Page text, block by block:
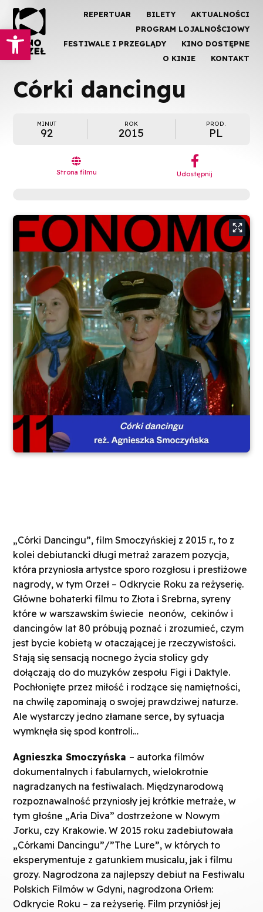
Otwórz pasek narzędzi
REPERTUAR BILETY
AKTUALNOŚCI
PROGRAM LOJALNOŚCIOWY
FESTIWALE I PRZEGLĄDY
KINO DOSTĘPNE
O KINIE
KONTAKT
Córki dancingu
MINUT
92
ROK
2015
PROD.
PL

Strona filmu
︁
Udostępnij
„Córki Dancingu”, film Smoczyńskiej z 2015 r., to z
kolei debiutancki długi metraż zarazem pozycja,
która przyniosła artystce sporo rozgłosu i prestiżowe
nagrody, w tym Orzeł – Odkrycie Roku za reżyserię.
Główne bohaterki filmu to Złota i Srebrna, syreny
które w warszawskim świecie neonów, cekinów i
dancingów lat 80 próbują poznać i zrozumieć, czym
jest bycie kobietą w otaczającej je rzeczywistości.
Stają się sensacją nocnego życia stolicy gdy
dołączają do do muzyków zespołu Figi i Daktyle.
Pochłonięte przez miłość i rodzące się namiętności,
na chwilę zapominają o swojej prawdziwej naturze.
Ale wystarczy jedno złamane serce, by sytuacja
wymknęła się spod kontroli…
Agnieszka Smoczyńska – autorka filmów
dokumentalnych i fabularnych, wielokrotnie
nagradzanych na festiwalach. Międzynarodową
rozpoznawalność przyniosły jej krótkie metraże, w
tym głośne „Aria Diva” dostrzeżone w Nowym
Jorku, czy Krakowie. W 2015 roku zadebiutowała
„Córkami Dancingu”/”The Lure”, w których to
eksperymentuje z gatunkiem musicalu, jak i filmu
grozy. Nagrodzona za najlepszy debiut na Festiwalu
Polskich Filmów w Gdyni, nagrodzona Orłem:
Odkrycie Roku – za reżyserię. Film przyniósł jej